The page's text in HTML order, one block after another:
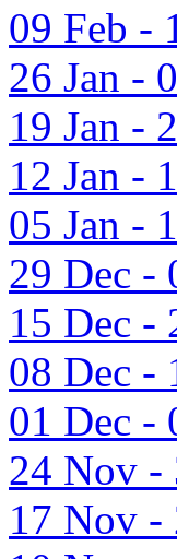
09 Feb -
26 Jan -
19 Jan -
12 Jan -
05 Jan -
29 Dec -
15 Dec -
08 Dec -
01 Dec -
24 Nov -
17 Nov -